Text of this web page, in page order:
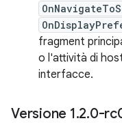
fragment
o l'attività di
interfacce.
Versione 1.2.0-